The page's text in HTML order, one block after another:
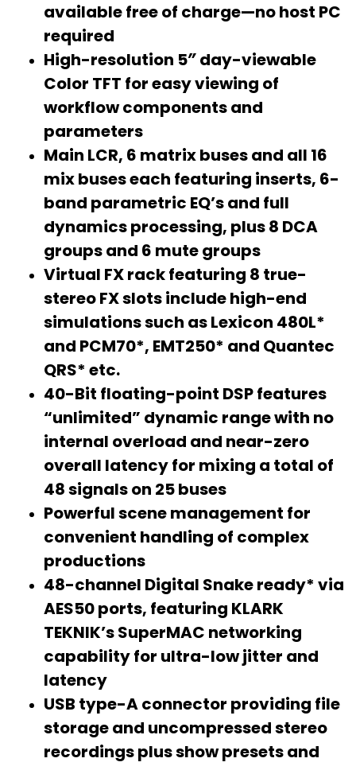
available free of charge—no host PC
required
High-resolution 5″ day-viewable
Color TFT for easy viewing of
workflow components and
parameters
Main LCR, 6 matrix buses and all 16
mix buses each featuring inserts, 6-
band parametric EQ’s and full
dynamics processing, plus 8 DCA
groups and 6 mute groups
Virtual FX rack featuring 8 true-
stereo FX slots include high-end
simulations such as Lexicon 480L*
and PCM70*, EMT250* and Quantec
QRS* etc.
40-Bit floating-point DSP features
“unlimited” dynamic range with no
internal overload and near-zero
overall latency for mixing a total of
48 signals on 25 buses
Powerful scene management for
convenient handling of complex
productions
48-channel Digital Snake ready* via
AES50 ports, featuring KLARK
TEKNIK’s SuperMAC networking
capability for ultra-low jitter and
latency
USB type-A connector providing file
storage and uncompressed stereo
recordings plus show presets and